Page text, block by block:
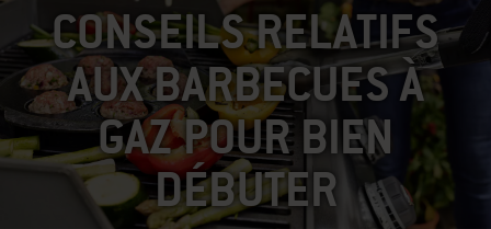
CONSEILS RELATIFS
AUX BARBECUES À
GAZ POUR BIEN
DÉBUTER